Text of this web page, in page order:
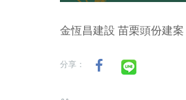
金恆昌建設 苗栗頭份建
分享：